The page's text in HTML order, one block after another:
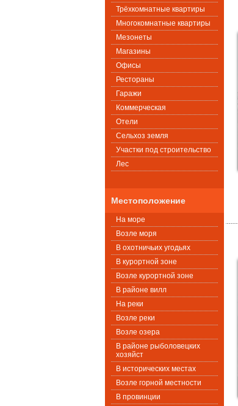
Трёхкомнатные квартиры
Многокомнатные квартиры
Мезонеты
Магазины
Офисы
Рестораны
Гаражи
Коммерческая
Oтели
Сельхоз земля
Участки под строительство
Лес
Местоположение
На море
Возле моря
В охотничьих угодьях
В курортной зоне
Возле курортной зоне
В районе вилл
На реки
Возле реки
Возле озера
В районе рыболовецких
хозяйст
В исторических местах
Возле горной местности
В провинции